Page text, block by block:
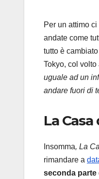
Per un attimo
andate come
tutto è
Tokyo, col
uguale ad un
andare fuori di
La
Insomma, La
rimandare a
seconda parte